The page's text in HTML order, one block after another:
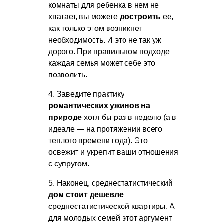
комнаты для ребенка в нем не
хватает, вы можете достроить ее,
как только этом возникнет
необходимость. И это не так уж
дорого. При правильном подходе
каждая семья может себе это
позволить.
4. Заведите практику
романтических ужинов на
природе хотя бы раз в неделю (а в
идеале — на протяжении всего
теплого времени года). Это
освежит и укрепит ваши отношения
с супругом.
5. Наконец, среднестатистический
дом стоит дешевле
среднестатистической квартиры. А
для молодых семей этот аргумент